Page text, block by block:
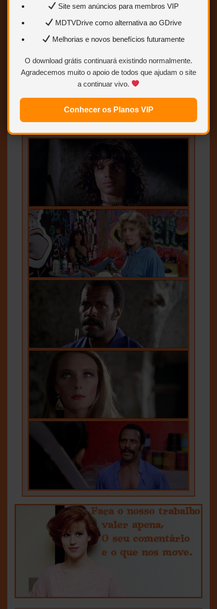
Site sem anúncios para membros VIP
MDTVDrive como alternativa ao GDrive
Melhorias e novos benefícios futuramente
O download grátis continuará existindo normalmente.
Agradecemos muito o apoio de todos que ajudam o site
a continuar vivo.
Conhecer os Planos VIP
Em uma pós-apocalíptica Nova Iorque,
tornou um campo de batalha entre
várias gangues sanguinárias.